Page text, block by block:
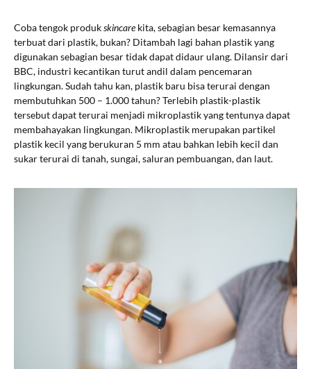
Coba tengok produkskincarekita, sebagian besar kemasannya
terbuat dari plastik, bukan? Ditambah lagi bahan plastik yang
digunakan sebagian besar tidak dapat didaur ulang. Dilansir dari
BBC, industri kecantikan turut andil dalam pencemaran
lingkungan. Sudah tahu kan, plastik baru bisa terurai dengan
membutuhkan 500 – 1.000 tahun? Terlebih plastik-plastik
tersebut dapat terurai menjadi mikroplastik yang tentunya dapat
membahayakan lingkungan. Mikroplastik merupakan partikel
plastik kecil yang berukuran 5 mm atau bahkan lebih kecil dan
sukar terurai di tanah, sungai, saluran pembuangan, dan laut.